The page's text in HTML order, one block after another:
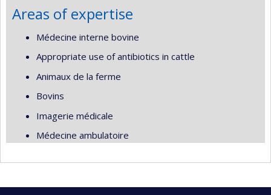
Areas of expertise
Médecine interne bovine
Appropriate use of antibiotics in cattle
Animaux de la ferme
Bovins
Imagerie médicale
Médecine ambulatoire